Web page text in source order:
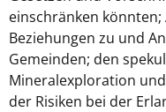
einschränken
Beziehungen zu und
Gemeinden; den
Mineralexploration
der Risiken bei der